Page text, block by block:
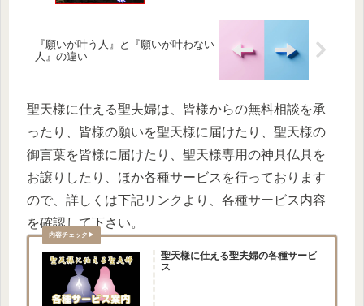
『願いが叶う人』と『願いが叶わない
人』の違い
聖天様に仕える聖夫婦は、皆様からの無料相談を承
ったり、皆様の願いを聖天様に届けたり、聖天様の
御言葉を皆様に届けたり、聖天様専用の神具仏具を
お譲りしたり、ほか各種サービスを行っております
ので、詳しくは下記リンクより、各種サービス内容
を確認して下さい。
聖天様に仕える聖夫婦の各種サービ
ス